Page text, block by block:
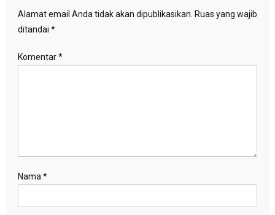
Alamat email Anda tidak akan dipublikasikan. Ruas yang wajib
ditandai *
Komentar*
Nama *